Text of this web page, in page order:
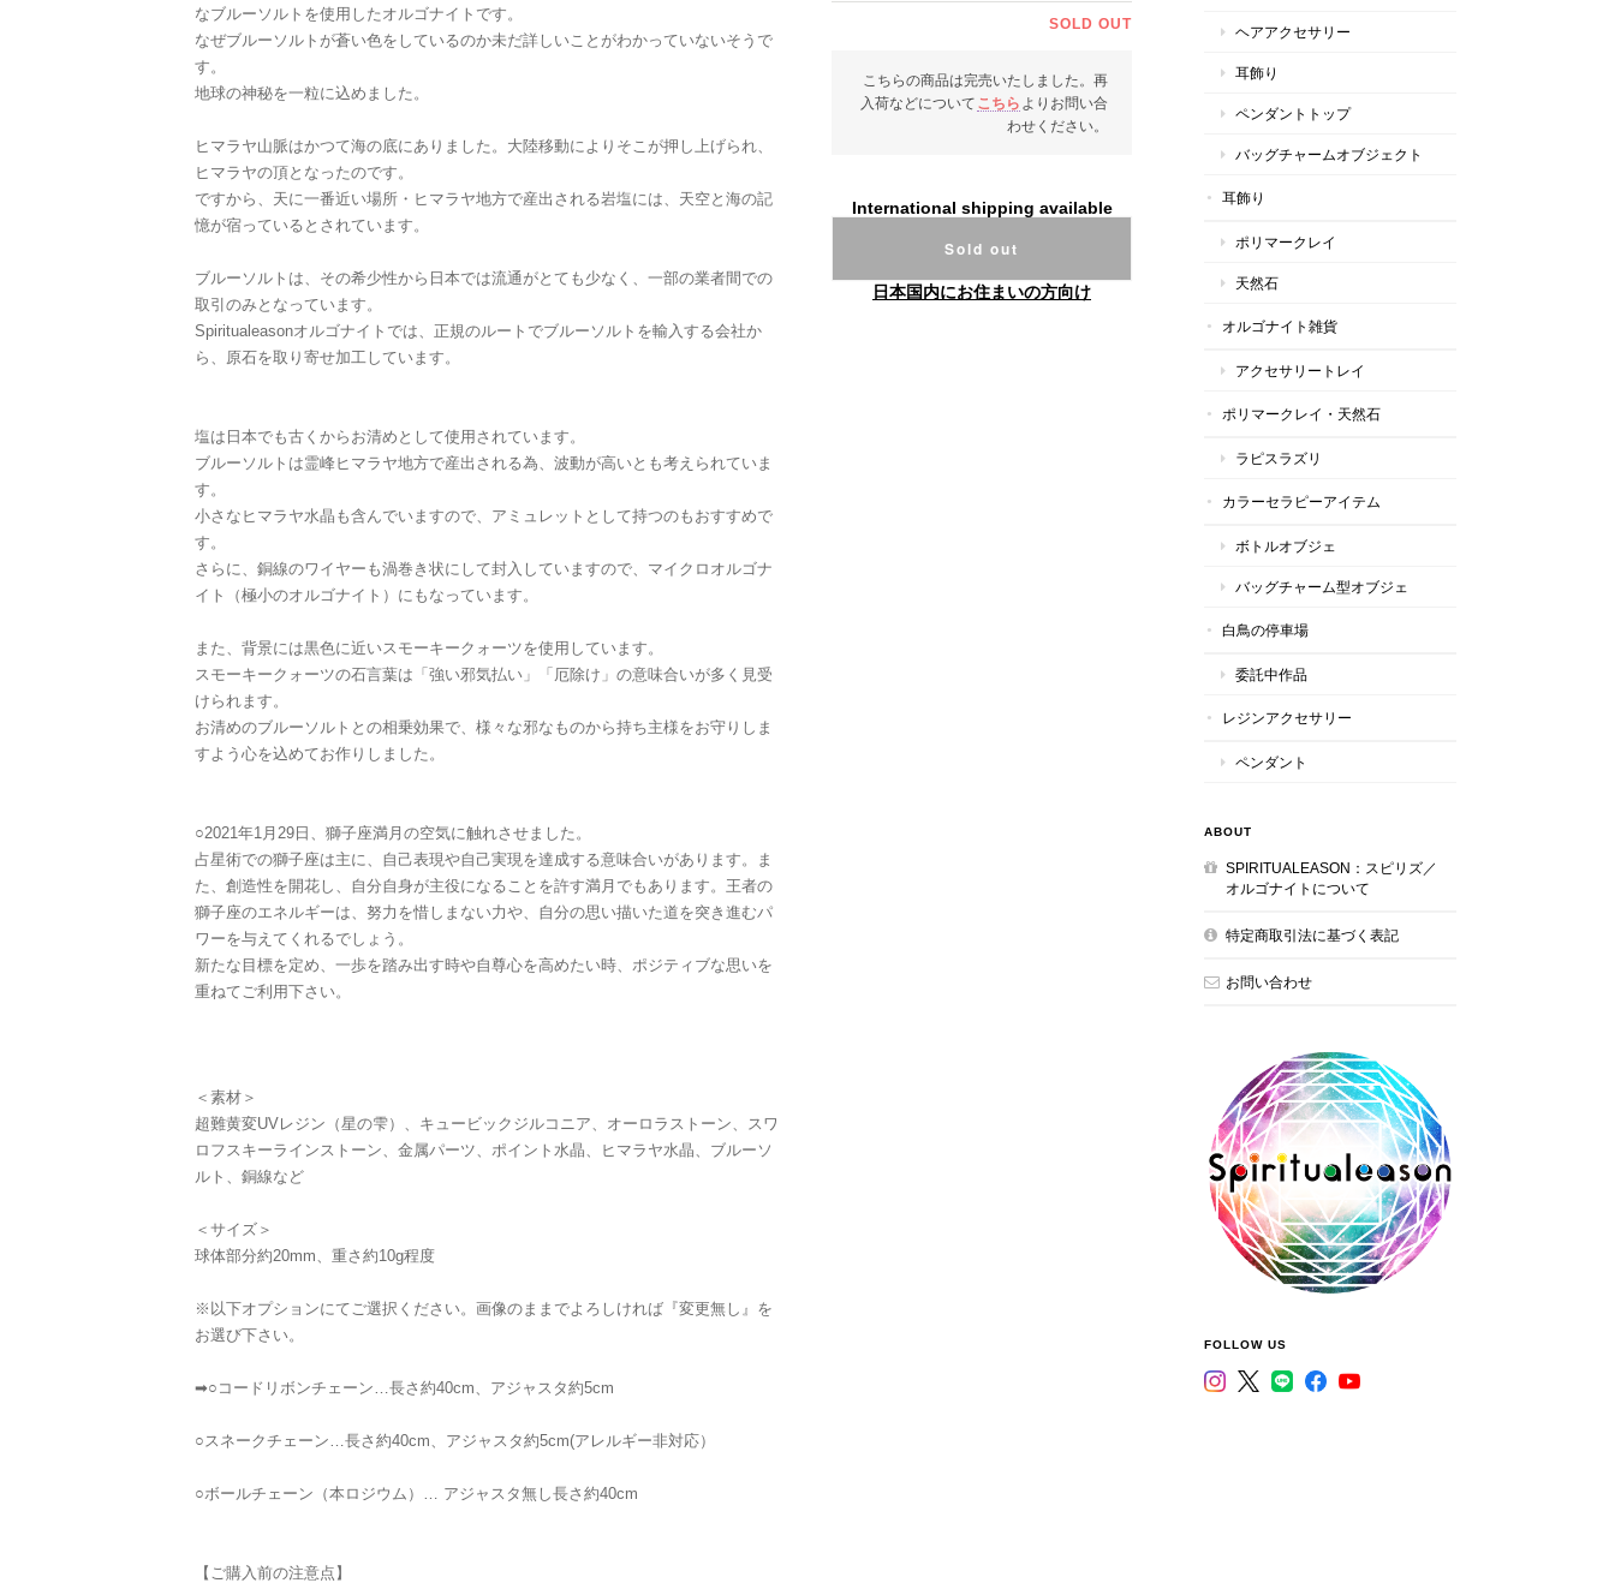
なブルーソルトを使用したオルゴナイトです。
なぜブルーソルトが蒼い色をしているのか未だ詳しいことがわかっていないそうで
す。
地球の神秘を一粒に込めました。
ヒマラヤ山脈はかつて海の底にありました。大陸移動によりそこが押し上げられ、
ヒマラヤの頂となったのです。
ですから、天に一番近い場所・ヒマラヤ地方で産出される岩塩には、天空と海の記
憶が宿っているとされています。
ブルーソルトは、その希少性から日本では流通がとても少なく、一部の業者間での
取引のみとなっています。
Spiritualeasonオルゴナイトでは、正規のルートでブルーソルトを輸入する会社か
ら、原石を取り寄せ加工しています。
塩は日本でも古くからお清めとして使用されています。
ブルーソルトは霊峰ヒマラヤ地方で産出される為、波動が高いとも考えられていま
す。
小さなヒマラヤ水晶も含んでいますので、アミュレットとして持つのもおすすめで
す。
さらに、銅線のワイヤーも渦巻き状にして封入していますので、マイクロオルゴナ
イト（極小のオルゴナイト）にもなっています。
また、背景には黒色に近いスモーキークォーツを使用しています。
スモーキークォーツの石言葉は「強い邪気払い」「厄除け」の意味合いが多く見受
けられます。
お清めのブルーソルトとの相乗効果で、様々な邪なものから持ち主様をお守りしま
すよう心を込めてお作りしました。
○2021年1月29日、獅子座満月の空気に触れさせました。
占星術での獅子座は主に、自己表現や自己実現を達成する意味合いがあります。ま
た、創造性を開花し、自分自身が主役になることを許す満月でもあります。王者の
獅子座のエネルギーは、努力を惜しまない力や、自分の思い描いた道を突き進むパ
ワーを与えてくれるでしょう。
新たな目標を定め、一歩を踏み出す時や自尊心を高めたい時、ポジティブな思いを
重ねてご利用下さい。
＜素材＞
超難黄変UVレジン（星の雫）、キュービックジルコニア、オーロラストーン、スワ
ロフスキーラインストーン、金属パーツ、ポイント水晶、ヒマラヤ水晶、ブルーソ
ルト、銅線など
＜サイズ＞
球体部分約20mm、重さ約10g程度
※以下オプションにてご選択ください。画像のままでよろしければ『変更無し』を
お選び下さい。
➡︎○コードリボンチェーン…長さ約40cm、アジャスタ約5cm
○スネークチェーン…長さ約40cm、アジャスタ約5cm(アレルギー非対応）
○ボールチェーン（本ロジウム）… アジャスタ無し長さ約40cm
【ご購入前の注意点】
SOLD OUT
こちらの商品は完売いたしました。再
入荷などについて こちら よりお問い合
わせください。
International shipping available
Sold out
日本国内にお住まいの方向け
ヘアアクセサリー
耳飾り
ペンダントトップ
バッグチャームオブジェクト
耳飾り
ポリマークレイ
天然石
オルゴナイト雑貨
アクセサリートレイ
ポリマークレイ・天然石
ラピスラズリ
カラーセラピーアイテム
ボトルオブジェ
バッグチャーム型オブジェ
白鳥の停車場
委託中作品
レジンアクセサリー
ペンダント
ABOUT
SPIRITUALEASON：スピリズ／
オルゴナイトについて
特定商取引法に基づく表記
お問い合わせ
FOLLOW US